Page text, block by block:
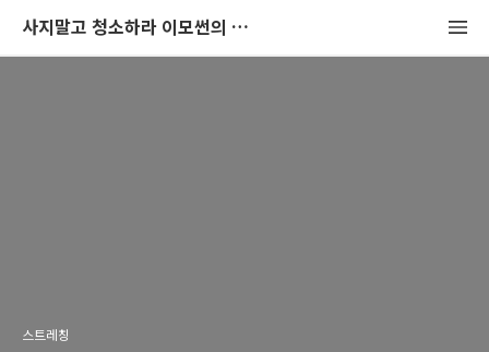
사지말고 청소하라 이모썬의 청소법
스트레칭